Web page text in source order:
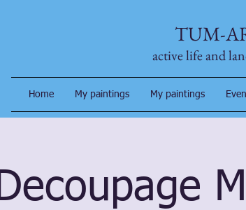
TUM-
active life and
Home My paintings My paintings
Decoupage